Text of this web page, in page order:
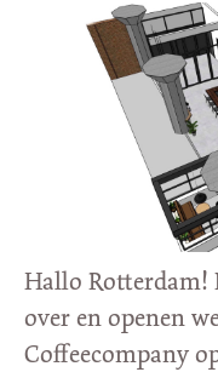
Hallo Rotterdam!
over en openen
Coffeecompany